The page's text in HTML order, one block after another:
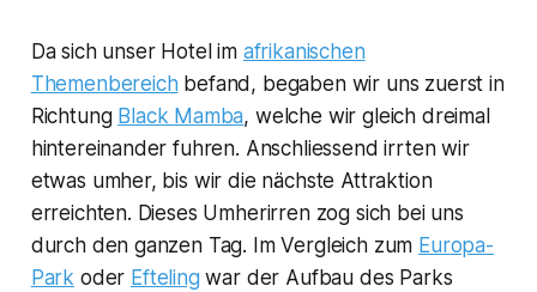
Da sich unser Hotel im afrikanischen
Themenbereich befand, begaben wir uns zuerst in
Richtung Black Mamba, welche wir gleich dreimal
hintereinander fuhren. Anschliessend irrten wir
etwas umher, bis wir die nächste Attraktion
erreichten. Dieses Umherirren zog sich bei uns
durch den ganzen Tag. Im Vergleich zum Europa-
Park oder Efteling war der Aufbau des Parks